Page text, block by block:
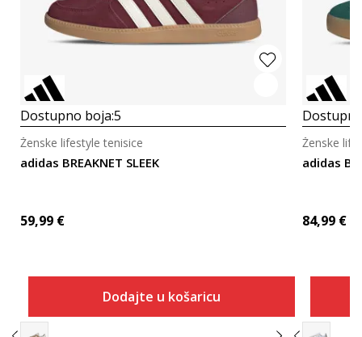
Dostupno boja:5
adidas BREAKNET SLEEK
Ženske lifestyle tenisice
59,99 €
Dodajte u košaricu
adidas
Ženske
84,99 €